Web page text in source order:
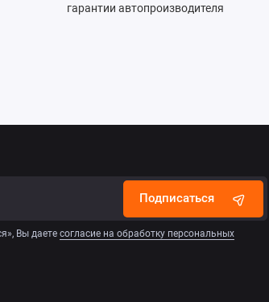
гарантии автопроизводителя
Подписаться
Вы даетесогласие на обработку персональных